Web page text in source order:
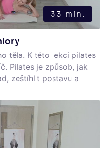
33 min.
těla. K této lekci pilates
Pilates je způsob, jak
zeštíhlit postavu a
trénovanosti.